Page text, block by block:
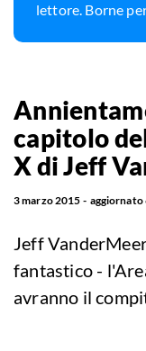
lettore. Borne
capitolo
X di Jeff
3 marzo 2015 aggiornato
Jeff
fantastico -
avranno il